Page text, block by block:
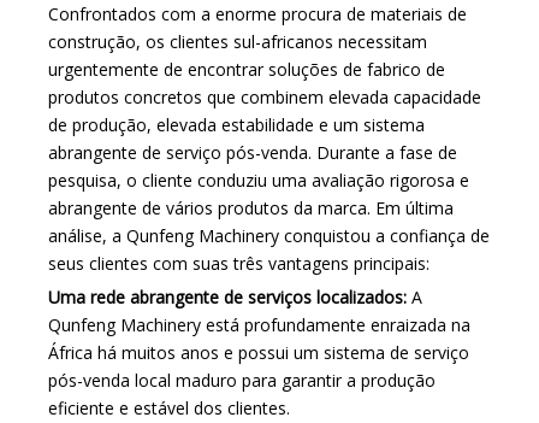
Confrontados com a enorme procura de materiais de
construção, os clientes sul-africanos necessitam
urgentemente de encontrar soluções de fabrico de
produtos concretos que combinem elevada capacidade
de produção, elevada estabilidade e um sistema
abrangente de serviço pós-venda. Durante a fase de
pesquisa, o cliente conduziu uma avaliação rigorosa e
abrangente de vários produtos da marca. Em última
análise, a Qunfeng Machinery conquistou a confiança de
seus clientes com suas três vantagens principais:
Uma rede abrangente de serviços localizados: A
Qunfeng Machinery está profundamente enraizada na
África há muitos anos e possui um sistema de serviço
pós-venda local maduro para garantir a produção
eficiente e estável dos clientes.